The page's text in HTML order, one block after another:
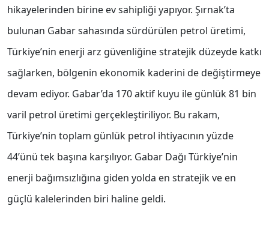
hikayelerinden birine ev sahipliği yapıyor. Şırnak’ta
bulunan Gabar sahasında sürdürülen petrol üretimi,
Türkiye’nin enerji arz güvenliğine stratejik düzeyde katkı
sağlarken, bölgenin ekonomik kaderini de değiştirmeye
devam ediyor. Gabar’da 170 aktif kuyu ile günlük 81 bin
varil petrol üretimi gerçekleştiriliyor. Bu rakam,
Türkiye’nin toplam günlük petrol ihtiyacının yüzde
44’ünü tek başına karşılıyor. Gabar Dağı Türkiye’nin
enerji bağımsızlığına giden yolda en stratejik ve en
güçlü kalelerinden biri haline geldi.